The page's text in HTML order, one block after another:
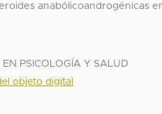
anabólicoandrogénicas
PSICOLOGÍA Y SALUD
objeto digital